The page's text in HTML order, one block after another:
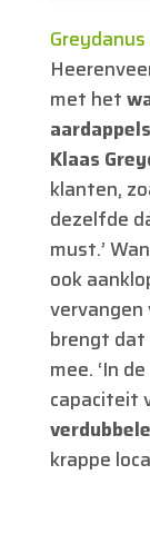
met het
aardappels
Klaas
klanten,
dezelfde
must.’
ook
brengt dat
mee. ‘In
capaciteit
krappe